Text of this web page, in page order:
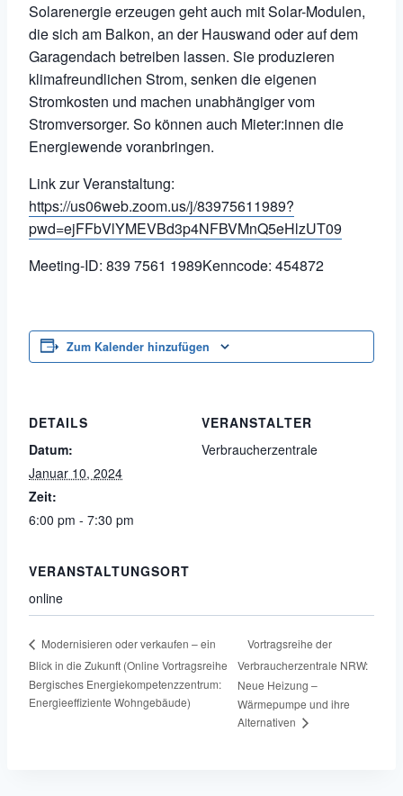
Solarenergie erzeugen geht auch mit Solar-Modulen,
die sich am Balkon, an der Hauswand oder auf dem
Garagendach betreiben lassen. Sie produzieren
klimafreundlichen Strom, senken die eigenen
Stromkosten und machen unabhängiger vom
Stromversorger. So können auch Mieter:innen die
Energiewende voranbringen.
Link zur Veranstaltung:
https://us06web.zoom.us/j/83975611989?
pwd=ejFFbVlYMEVBd3p4NFBVMnQ5eHlzUT09
Meeting-ID: 839 7561 1989Kenncode: 454872
Zum Kalender hinzufügen
DETAILS
Datum:
Januar 10, 2024
Zeit:
6:00 pm - 7:30 pm
VERANSTALTER
Verbraucherzentrale
VERANSTALTUNGSORT
online
Modernisieren oder verkaufen – ein
Blick in die Zukunft (Online Vortragsreihe
Bergisches Energiekompetenzzentrum:
Energieeffiziente Wohngebäude)
Vortragsreihe der
Verbraucherzentrale NRW:
Neue Heizung –
Wärmepumpe und ihre
Alternativen